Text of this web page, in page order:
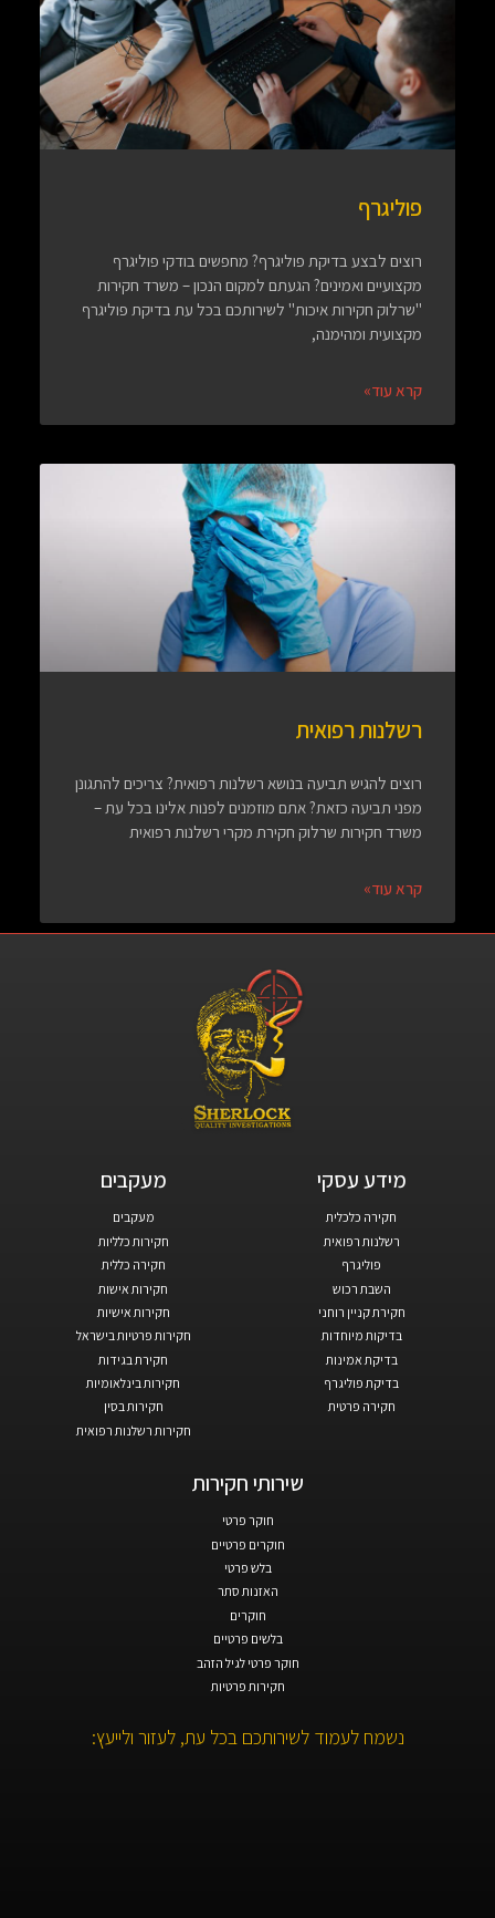
פוליגרף
רוצים לבצע בדיקת פוליגרף? מחפשים בודקי פוליגרף
מקצועיים ואמינים? הגעתם למקום הנכון – משרד חקירות
"שרלוק חקירות איכות" לשירותכם בכל עת בדיקת פוליגרף
מקצועית ומהימנה,
קרא עוד»
רשלנות רפואית
רוצים להגיש תביעה בנושא רשלנות רפואית? צריכים להתגונן
מפני תביעה כזאת? אתם מוזמנים לפנות אלינו בכל עת –
משרד חקירות שרלוק חקירת מקרי רשלנות רפואית
קרא עוד»
נשמח לעמוד לשירותכם בכל עת, לעזור ולייעץ:
שירותי חקירות
חוקר פרטי
חוקרים פרטיים
בלש פרטי
האזנות סתר
חוקרים
בלשים פרטיים
חוקר פרטי לגיל הזהב
חקירות פרטיות
מעקבים​
מעקבים
חקירות כלליות
חקירה כללית
חקירות אישות
חקירות אישיות
חקירות פרטיות בישראל
חקירת בגידות
חקירות בינלאומיות
חקירות בסין
חקירות רשלנות רפואית
מידע עסקי​
חקירה כלכלית
רשלנות רפואית
פוליגרף
השבת רכוש
חקירת קניין רוחני
בדיקות מיוחדות
בדיקת אמינות
בדיקת פוליגרף
חקירה פרטית